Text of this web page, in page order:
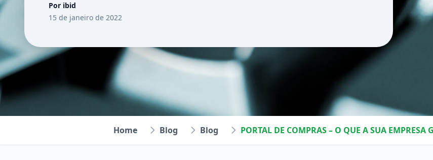
Por ibid
15 de janeiro de 2022
Home Blog Blog